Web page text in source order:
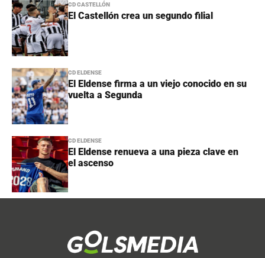
CD CASTELLÓN
El Castellón crea un segundo filial
CD ELDENSE
El Eldense firma a un viejo conocido en su
vuelta a Segunda
CD ELDENSE
El Eldense renueva a una pieza clave en
el ascenso